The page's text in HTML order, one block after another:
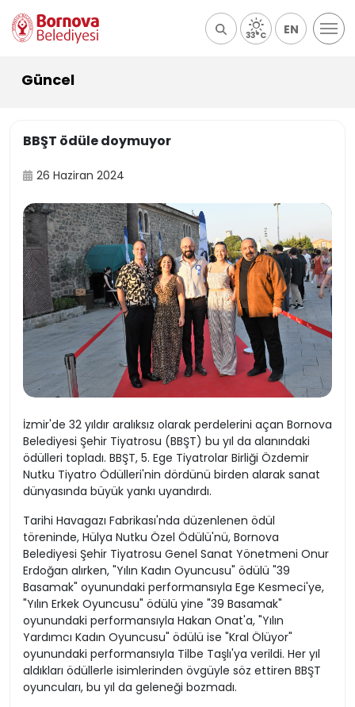
33°C EN
Güncel
BBŞT ödüle doymuyor
26 Haziran 2024
İzmir'de 32 yıldır aralıksız olarak perdelerini açan Bornova
Belediyesi Şehir Tiyatrosu (BBŞT) bu yıl da alanındaki
ödülleri topladı. BBŞT, 5. Ege Tiyatrolar Birliği Özdemir
Nutku Tiyatro Ödülleri'nin dördünü birden alarak sanat
dünyasında büyük yankı uyandırdı.
Tarihi Havagazı Fabrikası'nda düzenlenen ödül
töreninde, Hülya Nutku Özel Ödülü'nü, Bornova
Belediyesi Şehir Tiyatrosu Genel Sanat Yönetmeni Onur
Erdoğan alırken, "Yılın Kadın Oyuncusu" ödülü "39
Basamak" oyunundaki performansıyla Ege Kesmeci'ye,
"Yılın Erkek Oyuncusu" ödülü yine "39 Basamak"
oyunundaki performansıyla Hakan Onat'a, "Yılın
Yardımcı Kadın Oyuncusu" ödülü ise "Kral Ölüyor"
oyunundaki performansıyla Tilbe Taşlı'ya verildi. Her yıl
aldıkları ödüllerle isimlerinden övgüyle söz ettiren BBŞT
oyuncuları, bu yıl da geleneği bozmadı.